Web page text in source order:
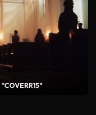
"COVERR15"